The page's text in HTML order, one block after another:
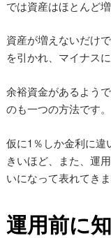
では資産はほとんど増
資産が増えないだけ
を引かれ、マイナス
余裕資金があるよう
のも一つの方法です。
仮に1％しか金利に違
きいほど、また、運
いになって表れてきま
運用前に